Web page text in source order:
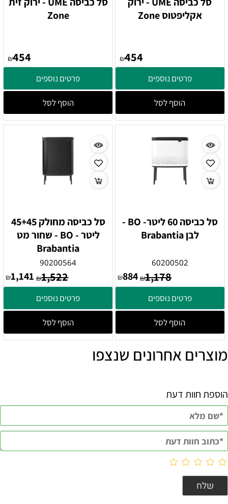
אקליפטוס Zone
₪454
פרטים נוספים
הוסף לסל
Zone
₪454
פרטים נוספים
הוסף לסל
סל כביסה 60 ליטר- BO -
לבן Brabantia
60200502
₪1,178
₪884
פרטים נוספים
הוסף לסל
סל כביסה מחולק 45+45
ליטר - BO - שחור מט
Brabantia
90200564
₪1,522
₪1,141
פרטים נוספים
הוסף לסל
מוצרים אחרונים שנצפו
הוספת חוות דעת